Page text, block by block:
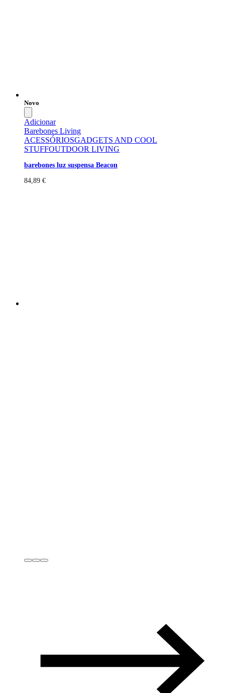
Novo
Adicionar
Barebones Living
ACESSÓRIOSGADGETS AND COOL
STUFFOUTDOOR LIVING
barebones luz suspensa Beacon
84,89 €